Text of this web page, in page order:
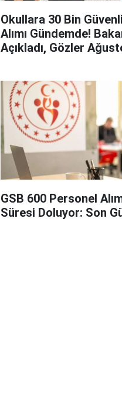
Okullara 30 Bin
Alımı Gündemde!
Açıkladı, Gözler
GSB 600 Personel
Süresi Doluyor: Son